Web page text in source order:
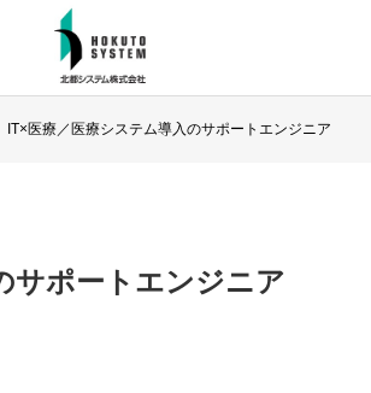
IT×医療／医療システム導入のサポートエンジニア
サポートエンジニア